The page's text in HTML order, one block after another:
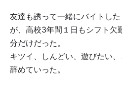
友達も誘って一緒にバイトし
が、高校3年間１日もシフト欠
分だけだった。
キツイ、しんどい、遊びたい
辞めていった。